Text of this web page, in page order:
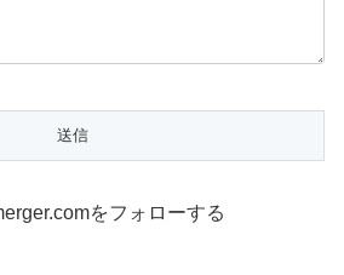
をフォローする